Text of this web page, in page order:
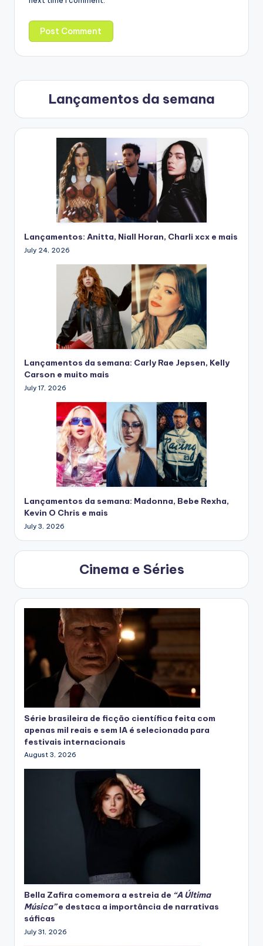
Lançamentos da semana
Lançamentos: Anitta, Niall Horan, Charli xcx e mais
July 24, 2026
Lançamentos da semana: Carly Rae Jepsen, Kelly
Carson e muito mais
July 17, 2026
Lançamentos da semana: Madonna, Bebe Rexha,
Kevin O Chris e mais
July 3, 2026
Cinema e Séries
Série brasileira de ficção científica feita com
apenas mil reais e sem IA é selecionada para
festivais internacionais
August 3, 2026
Bella Zafira comemora a estreia de “A Última
Música”e destaca a importância de narrativas
sáficas
July 31, 2026